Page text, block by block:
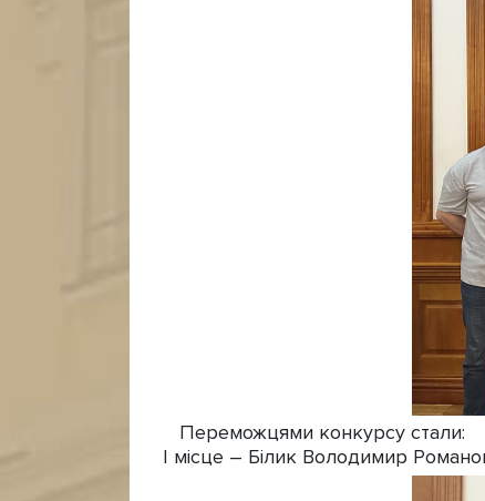
Переможцями конкурсу стали:
І місце – Білик Володимир